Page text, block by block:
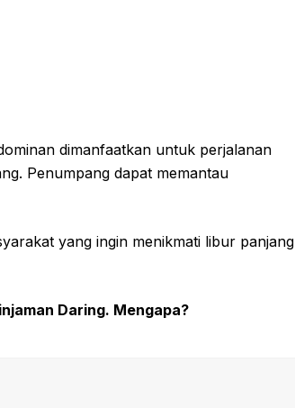
dimanfaatkan untuk perjalanan
Penumpang dapat memantau
yang ingin menikmati libur panjang
Daring. Mengapa?